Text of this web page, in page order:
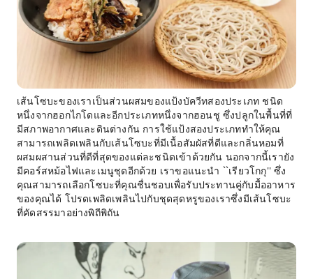
เส้นโซบะของเราเป็นส่วนผสมของแป้งบัควีทสองประเภท ชนิด
หนึ่งจากฮอกไกโดและอีกประเภทหนึ่งจากฮอนชู ซึ่งปลูกในพื้นที่ที่
มีสภาพอากาศและดินต่างกัน การใช้แป้งสองประเภททำให้คุณ
สามารถเพลิดเพลินกับเส้นโซบะที่มีเนื้อสัมผัสที่ดีและกลิ่นหอมที่
ผสมผสานส่วนที่ดีที่สุดของแต่ละชนิดเข้าด้วยกัน นอกจากนี้เรายัง
มีคอร์สหม้อไฟและเมนูชุดอีกด้วย เราขอแนะนำ ``เรียวโกกุ'' ซึ่ง
คุณสามารถเลือกโซบะที่คุณชื่นชอบเพื่อรับประทานคู่กับมื้ออาหาร
ของคุณได้ โปรดเพลิดเพลินไปกับชุดสุดหรูของเราซึ่งมีเส้นโซบะ
ที่คัดสรรมาอย่างพิถีพิถัน